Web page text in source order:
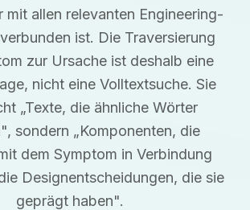
mit allen relevanten Engineering-
ist. Die Traversierung
zur Ursache ist deshalb eine
nicht eine Volltextsuche. Sie
„Texte, die ähnliche Wörter
sondern „Komponenten, die
dem Symptom in Verbindung
Designentscheidungen, die sie
geprägt haben".